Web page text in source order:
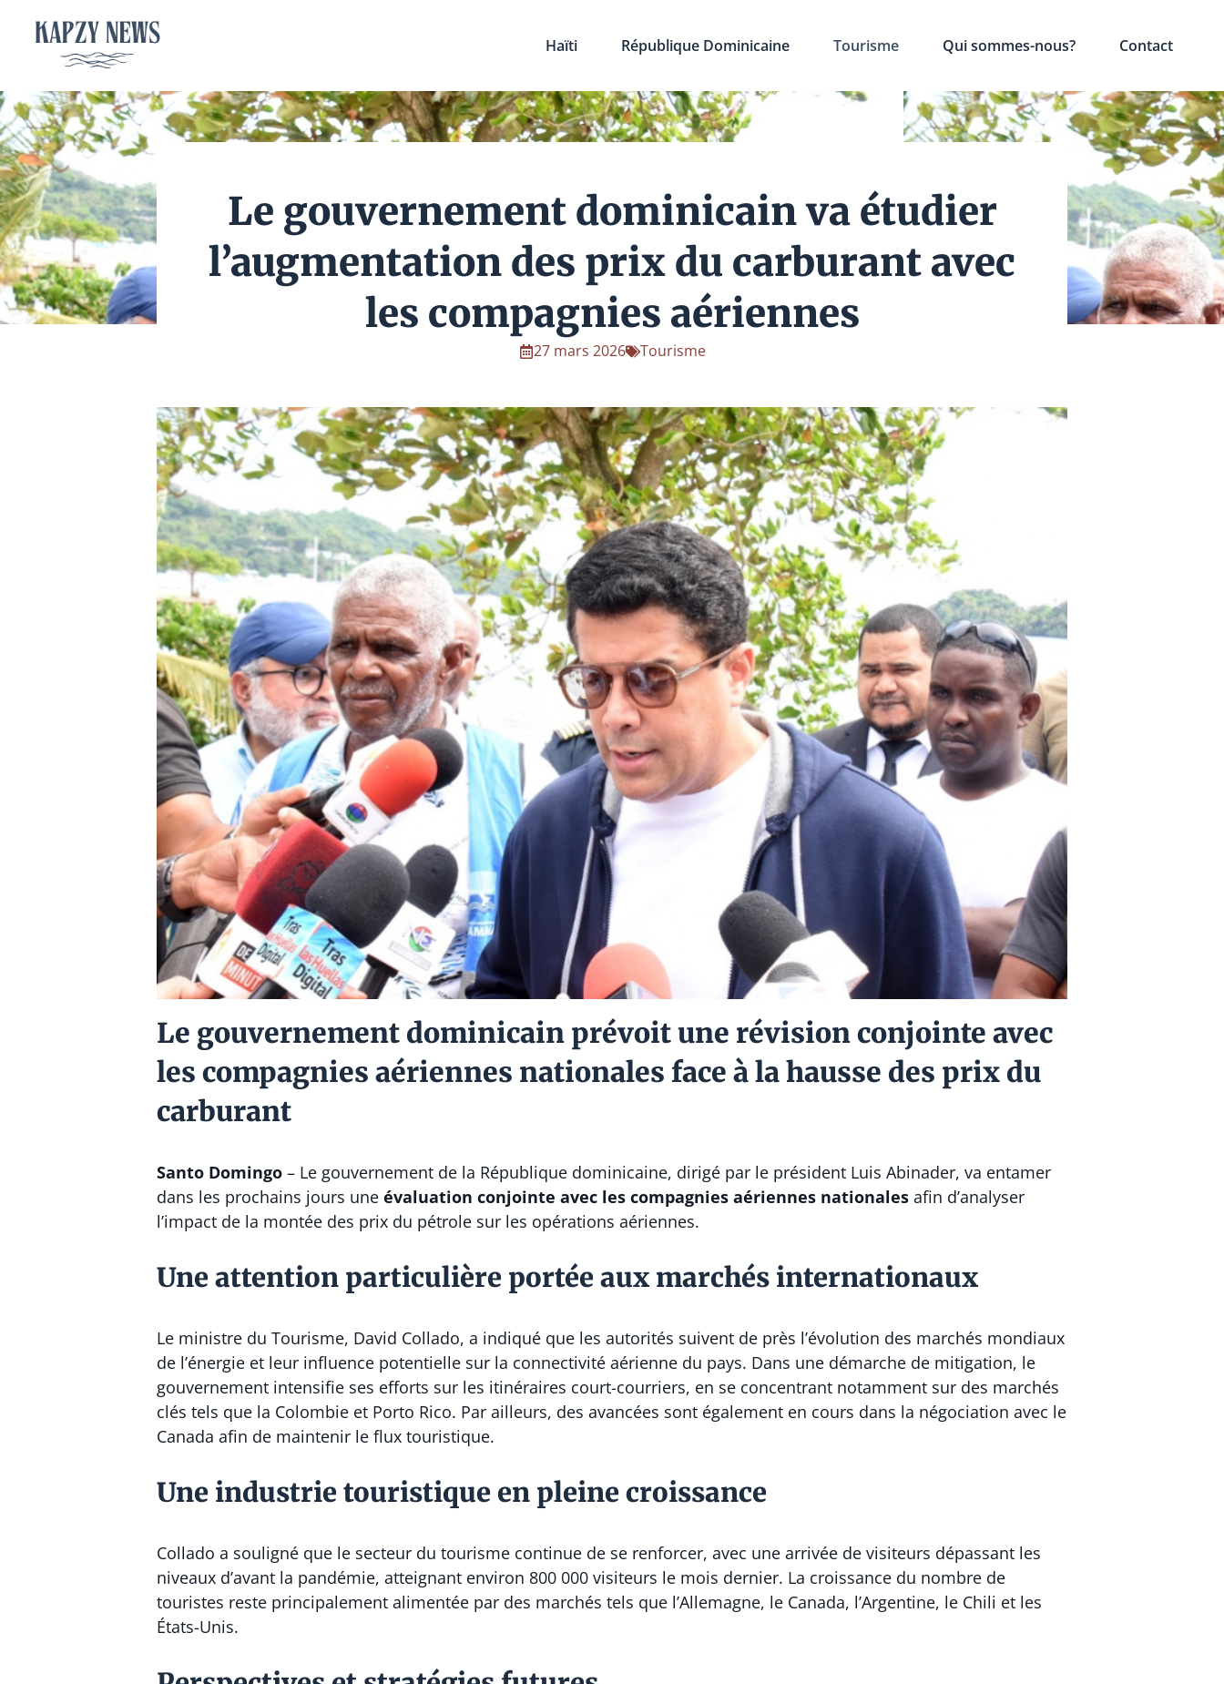
contenu
Haïti République Dominicaine Tourisme Qui sommes-nous? Contact
Le gouvernement dominicain va étudier
l’augmentation des prix du carburant avec
les compagnies aériennes
27 mars 2026 Tourisme
Le gouvernement dominicain prévoit une révision conjointe avec
les compagnies aériennes nationales face à la hausse des prix du
carburant
Santo Domingo – Le gouvernement de la République dominicaine, dirigé par le président Luis Abinader, va entamer
dans les prochains jours une évaluation conjointe avec les compagnies aériennes nationales afin d’analyser
l’impact de la montée des prix du pétrole sur les opérations aériennes.
Une attention particulière portée aux marchés internationaux
Le ministre du Tourisme, David Collado, a indiqué que les autorités suivent de près l’évolution des marchés mondiaux
de l’énergie et leur influence potentielle sur la connectivité aérienne du pays. Dans une démarche de mitigation, le
gouvernement intensifie ses efforts sur les itinéraires court-courriers, en se concentrant notamment sur des marchés
clés tels que la Colombie et Porto Rico. Par ailleurs, des avancées sont également en cours dans la négociation avec le
Canada afin de maintenir le flux touristique.
Une industrie touristique en pleine croissance
Collado a souligné que le secteur du tourisme continue de se renforcer, avec une arrivée de visiteurs dépassant les
niveaux d’avant la pandémie, atteignant environ 800 000 visiteurs le mois dernier. La croissance du nombre de
touristes reste principalement alimentée par des marchés tels que l’Allemagne, le Canada, l’Argentine, le Chili et les
États-Unis.